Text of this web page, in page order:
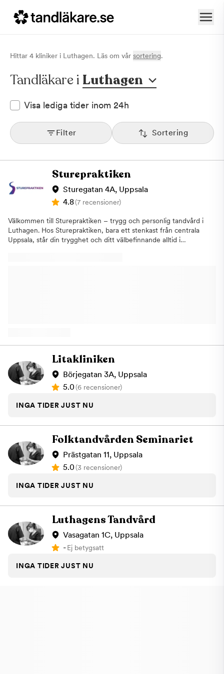
Hittar 4 kliniker i Luthagen. Läs om vår sortering.
Tandläkare i Luthagen
Visa lediga tider inom 24h
Filter Sortering
Sturepraktiken
Sturegatan 4A, Uppsala
4.8(7 recensioner)
Välkommen till Sturepraktiken – trygg och personlig tandvård i
Luthagen. Hos Sturepraktiken, bara ett stenkast från centrala
Uppsala, står din trygghet och ditt välbefinnande alltid i
finnas där när du behöver oss. Du är varmt välkommen oavsett
om du söker en ny tandläkare eller bara vill boka ett besök.
Litakliniken
Börjegatan 3A, Uppsala
5.0(6 recensioner)
INGA TIDER JUST NU
Folktandvården Seminariet
Prästgatan 11, Uppsala
5.0(3 recensioner)
INGA TIDER JUST NU
Luthagens Tandvård
Vasagatan 1C, Uppsala
-Ej betygsatt
INGA TIDER JUST NU